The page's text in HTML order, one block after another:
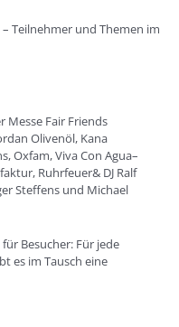
Teilnehmer und Themen im
Messe Fair Friends
Olivenöl, Kana
Oxfam, Viva Con Agua–
Ruhrfeuer& DJ Ralf
Steffens und Michael
Besucher: Für jede
es im Tausch eine